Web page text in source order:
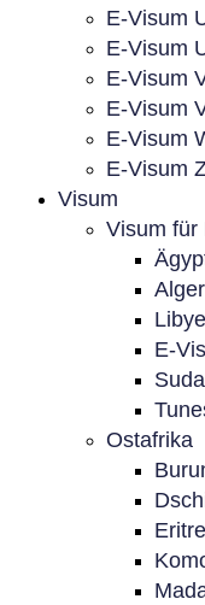
E-Visum
E-Visum
E-Visum
E-Visum
E-Visum
E-Visum
Visum
Visum für
E-
Ostafrika